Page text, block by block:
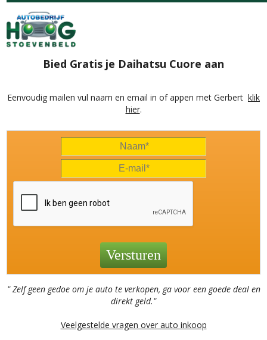
Bied Gratis je Daihatsu Cuore aan
Eenvoudig mailen vul naam en email in of appen met Gerbert klik
hier.
" Zelf geen gedoe om je auto te verkopen, ga voor een goede deal en
direkt geld."
Veelgestelde vragen over auto inkoop